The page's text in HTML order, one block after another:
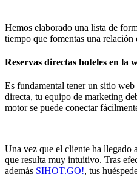
Hemos elaborado una lista de
tiempo que fomentas una relación
Reservas directas hoteles en la
Es fundamental tener un sitio
directa, tu equipo de marketing
motor se puede conectar
Una vez que el cliente ha llegado
que resulta muy intuitivo. Tras
además SIHOT.GO!, tus